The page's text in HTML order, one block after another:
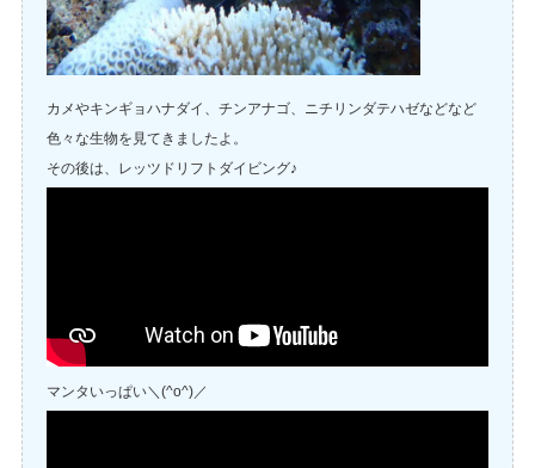
カメやキンギョハナダイ、チンアナゴ、ニチリンダテハゼなどなど
色々な生物を見てきましたよ。
その後は、レッツドリフトダイビング♪
マンタいっぱい＼(^o^)／